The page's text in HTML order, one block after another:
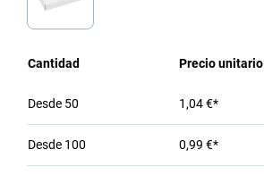
Cantidad Precio unitario
Desde 50 1,04 €*
Desde 100 0,99 €*